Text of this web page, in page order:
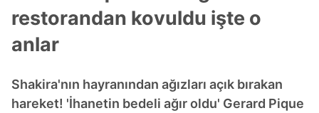
restorandan kovuldu işte o
anlar
Shakira'nın hayranından ağızları açık bırakan
hareket! 'İhanetin bedeli ağır oldu' Gerard Pique